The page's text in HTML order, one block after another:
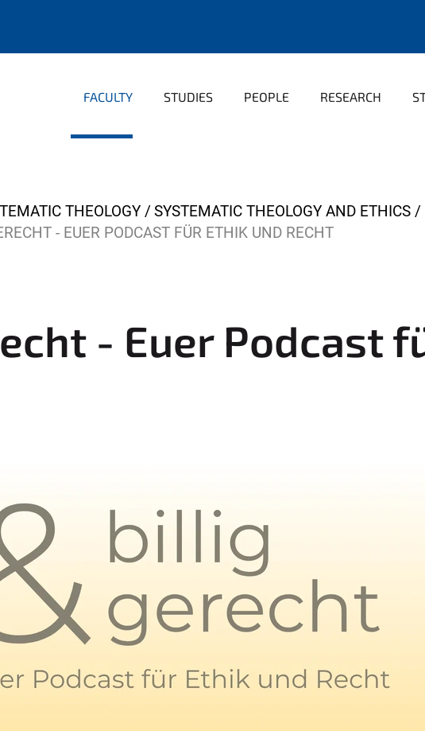
FACULTY STUDIES PEOPLE RESEARCH
THEOLOGY SYSTEMATIC THEOLOGY AND ETHICS
- EUER PODCAST FÜR ETHIK UND RECHT
- Euer Podcast